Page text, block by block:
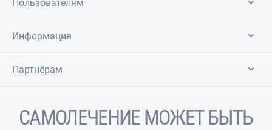
Пользователям
Информация
Партнёрам
САМОЛЕЧЕНИЕ МОЖЕТ БЫТЬ